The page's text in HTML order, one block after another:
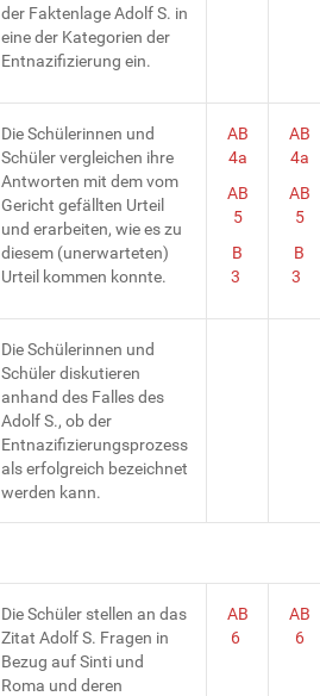
der Faktenlage Adolf S. in
eine der Kategorien der
Entnazifizierung ein.
Die Schülerinnen und
Schüler vergleichen ihre
Antworten mit dem vom
Gericht gefällten Urteil
und erarbeiten, wie es zu
diesem (unerwarteten)
Urteil kommen konnte.
AB
4a
AB
5
B
3
AB
4a
AB
5
B
3
Die Schülerinnen und
Schüler diskutieren
anhand des Falles des
Adolf S., ob der
Entnazifizierungsprozess
als erfolgreich bezeichnet
werden kann.
Die Schüler stellen an das
Zitat Adolf S. Fragen in
Bezug auf Sinti und
Roma und deren
AB
6
AB
6